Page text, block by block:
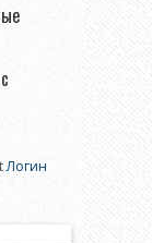
Логин